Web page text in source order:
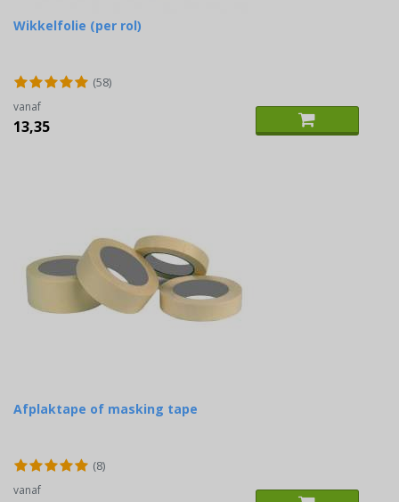
Wikkelfolie (per rol)
(58)
vanaf
13,35
Afplaktape of masking tape
(8)
vanaf